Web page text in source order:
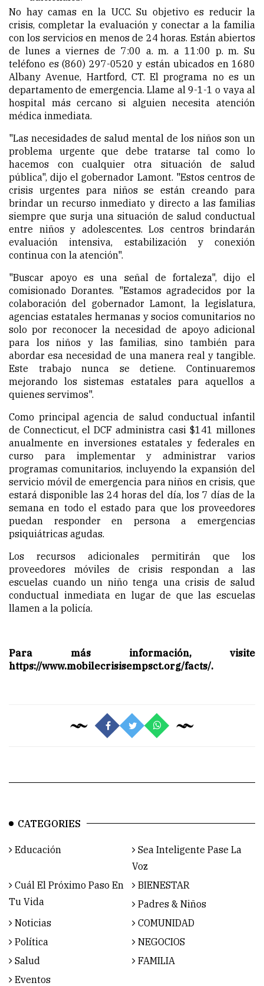
No hay camas en la UCC. Su objetivo es reducir la
crisis, completar la evaluación y conectar a la familia
con los servicios en menos de 24 horas. Están abiertos
de lunes a viernes de 7:00 a. m. a 11:00 p. m. Su
teléfono es (860) 297-0520 y están ubicados en 1680
Albany Avenue, Hartford, CT. El programa no es un
departamento de emergencia. Llame al 9-1-1 o vaya al
hospital más cercano si alguien necesita atención
médica inmediata.
"Las necesidades de salud mental de los niños son un
problema urgente que debe tratarse tal como lo
hacemos con cualquier otra situación de salud
pública", dijo el gobernador Lamont. "Estos centros de
crisis urgentes para niños se están creando para
brindar un recurso inmediato y directo a las familias
siempre que surja una situación de salud conductual
entre niños y adolescentes. Los centros brindarán
evaluación intensiva, estabilización y conexión
continua con la atención".
"Buscar apoyo es una señal de fortaleza", dijo el
comisionado Dorantes. "Estamos agradecidos por la
colaboración del gobernador Lamont, la legislatura,
agencias estatales hermanas y socios comunitarios no
solo por reconocer la necesidad de apoyo adicional
para los niños y las familias, sino también para
abordar esa necesidad de una manera real y tangible.
Este trabajo nunca se detiene. Continuaremos
mejorando los sistemas estatales para aquellos a
quienes servimos".
Como principal agencia de salud conductual infantil
de Connecticut, el DCF administra casi $141 millones
anualmente en inversiones estatales y federales en
curso para implementar y administrar varios
programas comunitarios, incluyendo la expansión del
servicio móvil de emergencia para niños en crisis, que
estará disponible las 24 horas del día, los 7 días de la
semana en todo el estado para que los proveedores
puedan responder en persona a emergencias
psiquiátricas agudas.
Los recursos adicionales permitirán que los
proveedores móviles de crisis respondan a las
escuelas cuando un niño tenga una crisis de salud
conductual inmediata en lugar de que las escuelas
llamen a la policía.
Para más información, visite
https://www.mobilecrisisempsct.org/facts/.
CATEGORIES
Educación
Sea Inteligente Pase La
Voz
Cuál El Próximo Paso En
Tu Vida
BIENESTAR
Padres & Niños
Noticias
COMUNIDAD
Política
NEGOCIOS
Salud
FAMILIA
Eventos